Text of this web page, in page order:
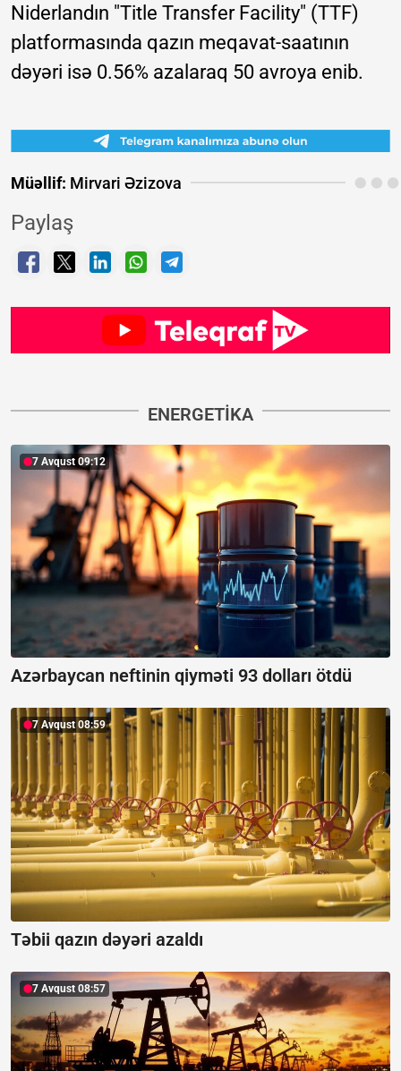
Niderlandın "Title Transfer Facility" (TTF)
platformasında qazın meqavat-saatının
dəyəri isə 0.56% azalaraq 50 avroya enib.
Müəllif: Mirvari Əzizova
Paylaş
ENERGETIKA
7 Avqust 09:12
Azərbaycan neftinin qiyməti 93 dolları ötdü
7 Avqust 08:59
Təbii qazın dəyəri azaldı
7 Avqust 08:57